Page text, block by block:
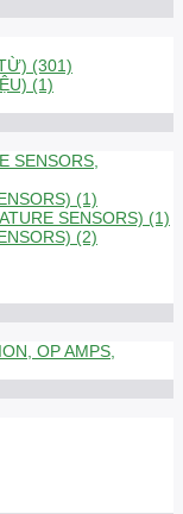
(301)
(1)
SENSORS,
(1)
SENSORS) (1)
(2)
OP AMPS,